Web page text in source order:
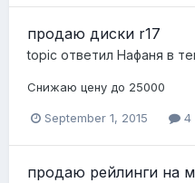
продаю диски r17
topic ответил Нафаня в
Снижаю цену до 25000
September 1, 2015 4
продаю рейлинги на